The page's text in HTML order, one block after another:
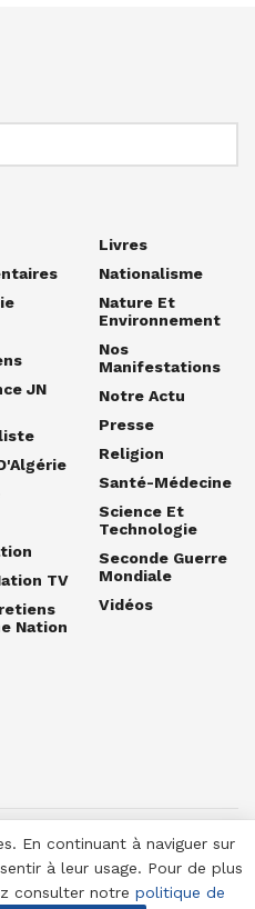
JN
TV
Nation
Livres
Nationalisme
Nature Et
Environnement
Nos
Manifestations
Notre Actu
Presse
Religion
Santé-Médecine
Science Et
Technologie
Seconde Guerre
Mondiale
Vidéos
En continuant à naviguer sur
à leur usage. Pour de plus
consulter notre politique de